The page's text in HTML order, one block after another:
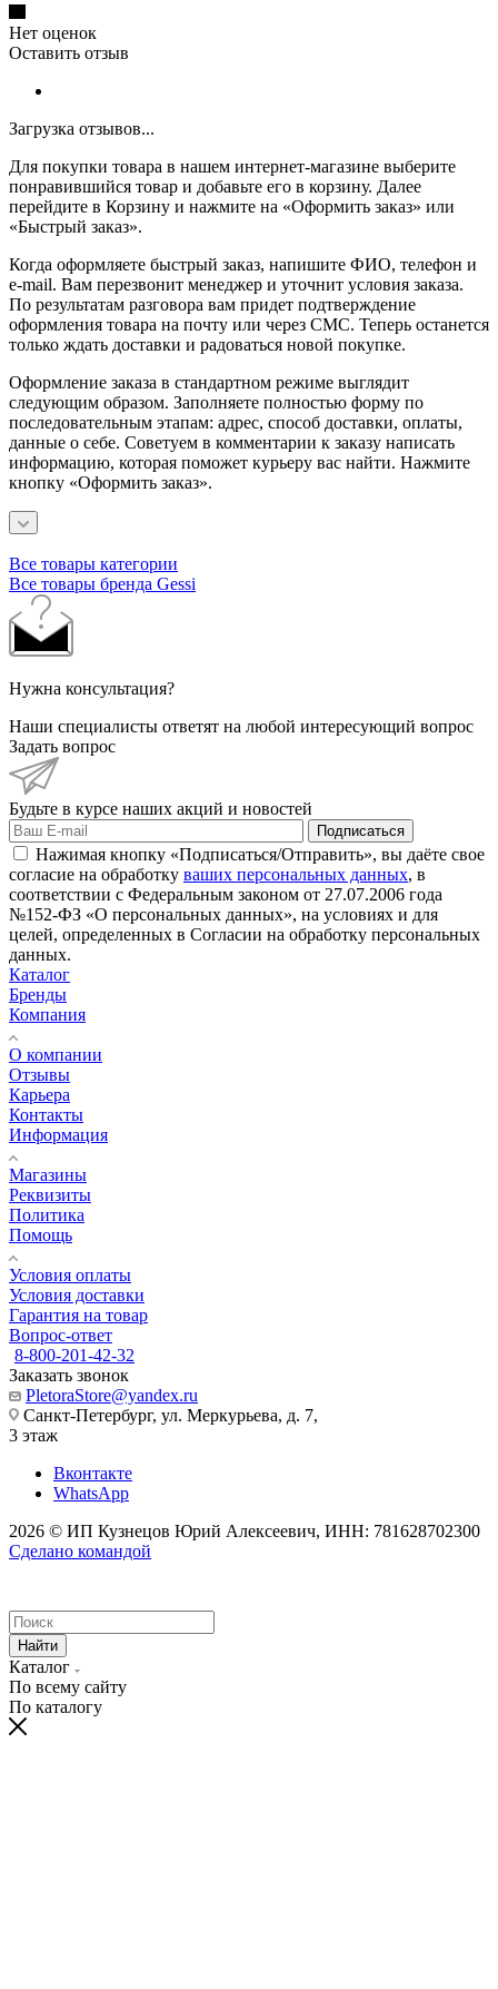
Нет оценок
Оставить отзыв
Загрузка отзывов...
Для покупки товара в нашем интернет-магазине выберите
понравившийся товар и добавьте его в корзину. Далее
перейдите в Корзину и нажмите на «Оформить заказ» или
«Быстрый заказ».
Когда оформляете быстрый заказ, напишите ФИО, телефон и
e-mail. Вам перезвонит менеджер и уточнит условия заказа.
По результатам разговора вам придет подтверждение
оформления товара на почту или через СМС. Теперь останется
только ждать доставки и радоваться новой покупке.
Оформление заказа в стандартном режиме выглядит
следующим образом. Заполняете полностью форму по
последовательным этапам: адрес, способ доставки, оплаты,
данные о себе. Советуем в комментарии к заказу написать
информацию, которая поможет курьеру вас найти. Нажмите
кнопку «Оформить заказ».
Все товары категории
Все товары бренда Gessi
Нужна консультация?
Наши специалисты ответят на любой интересующий вопрос
Задать вопрос
Будьте в курсе наших акций и новостей
Подписаться
Нажимая кнопку «Подписаться/Отправить», вы даёте свое
согласие на обработку ваших персональных данных, в
соответствии с Федеральным законом от 27.07.2006 года
№152-ФЗ «О персональных данных», на условиях и для
целей, определенных в Согласии на обработку персональных
данных.
Каталог
Бренды
Компания
О компании
Отзывы
Карьера
Контакты
Информация
Магазины
Реквизиты
Политика
Помощь
Условия оплаты
Условия доставки
Гарантия на товар
Вопрос-ответ
8-800-201-42-32
Заказать звонок
PletoraStore@yandex.ru
Санкт-Петербург, ул. Меркурьева, д. 7,
3 этаж
Вконтакте
WhatsApp
2026 © ИП Кузнецов Юрий Алексеевич, ИНН: 781628702300
Сделано командой
Найти
Каталог
По всему сайту
По каталогу